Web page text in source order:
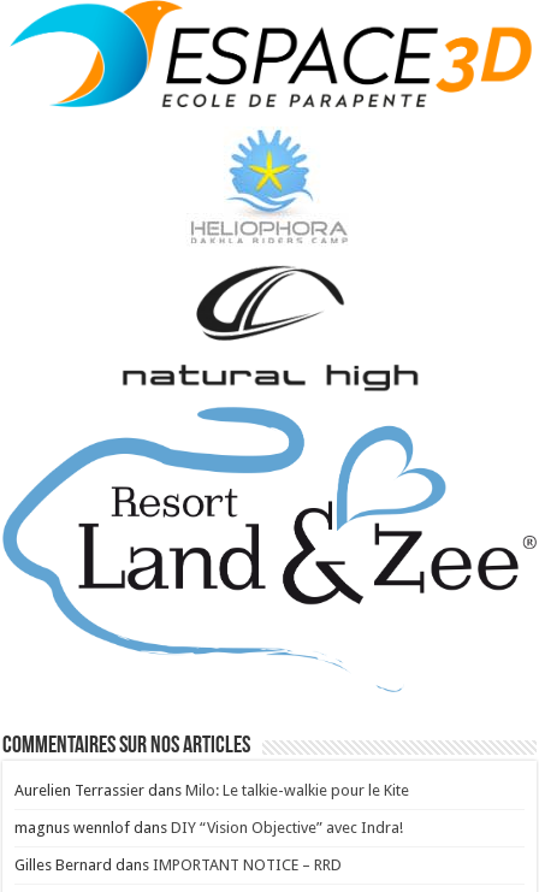
Commentaires sur nos articles
Aurelien Terrassier dansMilo: Le talkie-walkie pour le Kite
magnus wennlof dansDIY “Vision Objective” avec Indra!
Gilles Bernard dansIMPORTANT NOTICE – RRD